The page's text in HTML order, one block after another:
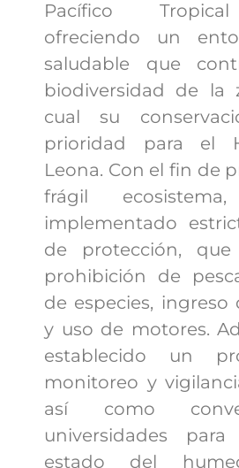
Pacífico
ofreciendo un
saludable que
biodiversidad de la
cual su
prioridad para el
Leona. Con el fin de
frágil
implementado
de protección,
prohibición de
de especies, ingreso
y uso de motores.
establecido un
monitoreo y
así como
universidades
estado del